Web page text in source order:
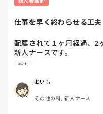
はないかと考えています。
また、感染性発熱でセッ
んが希望する場合を除い
いのでは？とも感じていま
「解熱剤を使う・使わない
「クーリングする・しない
を何を基準に判断していま
ると思うので、この場合
仕事を早く終わらせる工夫
配属されて１ヶ月経過、2
新人ナースです。
他の病棟の同期は4、5人
しかも、2人受け持ちで平
人目に入れないことに焦り
新人
おいも
その他の科, 新人ナース